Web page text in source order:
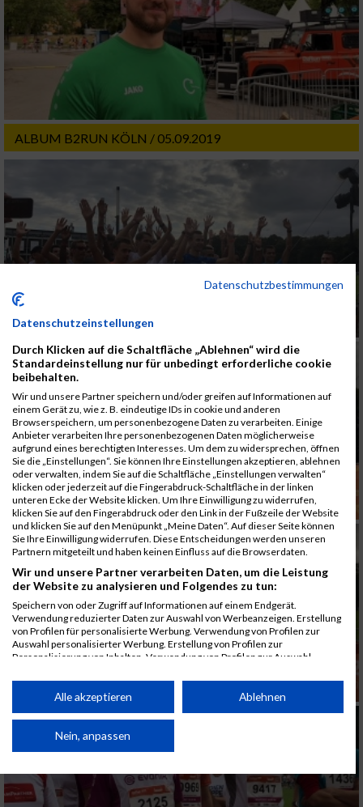
ALBUM B2RUN KÖLN / 05.09.2019
Datenschutzbestimmungen
Datenschutzeinstellungen
Durch Klicken auf die Schaltfläche „Ablehnen“ wird die
Standardeinstellung nur für unbedingt erforderliche cookie
beibehalten.
Wir und unsere Partner speichern und/oder greifen auf Informationen auf
einem Gerät zu, wie z. B. eindeutige IDs in cookie und anderen
Browserspeichern, um personenbezogene Daten zu verarbeiten. Einige
Anbieter verarbeiten Ihre personenbezogenen Daten möglicherweise
aufgrund eines berechtigten Interesses. Um dem zu widersprechen, öffnen
Sie die „Einstellungen“. Sie können Ihre Einstellungen akzeptieren, ablehnen
oder verwalten, indem Sie auf die Schaltfläche „Einstellungen verwalten“
klicken oder jederzeit auf die Fingerabdruck-Schaltfläche in der linken
unteren Ecke der Website klicken. Um Ihre Einwilligung zu widerrufen,
klicken Sie auf den Fingerabdruck oder den Link in der Fußzeile der Website
und klicken Sie auf den Menüpunkt „Meine Daten“. Auf dieser Seite können
Sie Ihre Einwilligung widerrufen. Diese Entscheidungen werden unseren
Partnern mitgeteilt und haben keinen Einfluss auf die Browserdaten.
Wir und unsere Partner verarbeiten Daten, um die Leistung
der Website zu analysieren und Folgendes zu tun:
Speichern von oder Zugriff auf Informationen auf einem Endgerät.
Verwendung reduzierter Daten zur Auswahl von Werbeanzeigen. Erstellung
von Profilen für personalisierte Werbung. Verwendung von Profilen zur
Auswahl personalisierter Werbung. Erstellung von Profilen zur
Personalisierung von Inhalten. Verwendung von Profilen zur Auswahl
Performance von Inhalten. Analyse von Zielgruppen durch Statistiken oder
Kombinationen von Daten aus verschiedenen Quellen. Entwicklung und
von Inhalten.
Daten können außerhalb der Europäischen Union weitergegeben und in die
Website/App.
Alle akzeptieren Ablehnen
Nein, anpassen